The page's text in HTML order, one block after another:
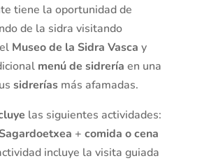
tiene la oportunidad de
de la sidra visitando
Museo de la Sidra Vasca y
menú de sidrería en una
sidrerías más afamadas.
las siguientes actividades:
+ comida o cena
incluye la visita guiada